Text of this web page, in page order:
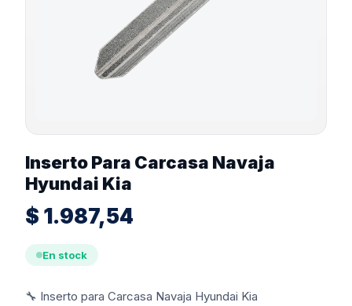
Inserto Para Carcasa Navaja
Hyundai Kia
$ 1.987,54
En stock
🔧 Inserto para Carcasa Navaja Hyundai Kia